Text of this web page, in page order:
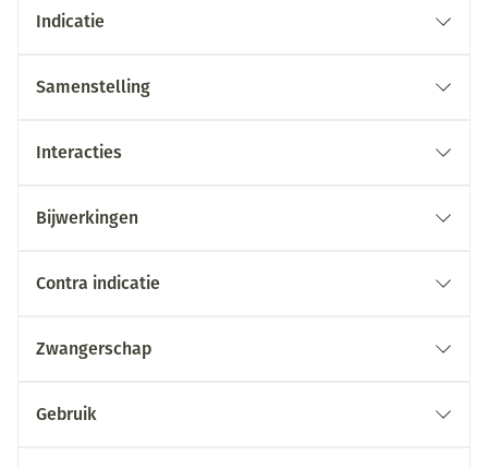
Indicatie
Samenstelling
Interacties
Bijwerkingen
Contra indicatie
Zwangerschap
Gebruik